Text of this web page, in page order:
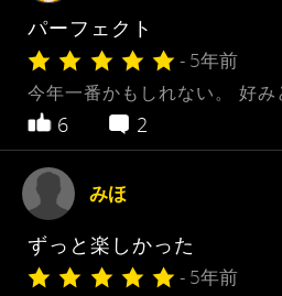
パーフェクト
- 5年前
今年一番かもしれない。 好み
6 2
みほ
ずっと楽しかった
- 5年前